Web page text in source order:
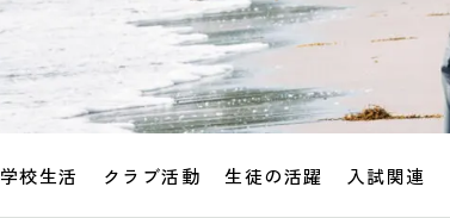
学校生活 クラブ活動 生徒の活躍 入試関連